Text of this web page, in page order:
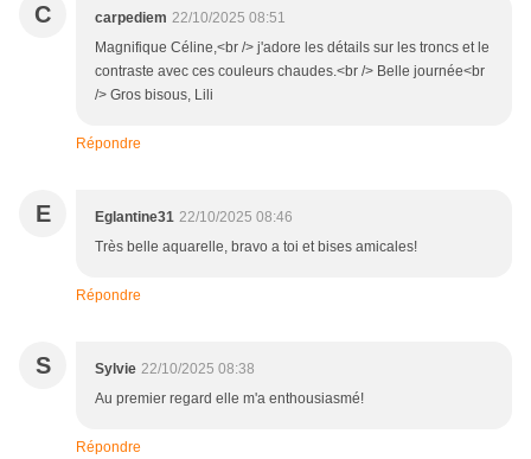
C carpediem 22/10/2025 08:51
Magnifique Céline,<br /> j'adore les détails sur les troncs et le
contraste avec ces couleurs chaudes.<br /> Belle journée<br
/> Gros bisous, Lili
Répondre
E Eglantine31 22/10/2025 08:46
Très belle aquarelle, bravo a toi et bises amicales!
Répondre
S Sylvie 22/10/2025 08:38
Au premier regard elle m'a enthousiasmé!
Répondre